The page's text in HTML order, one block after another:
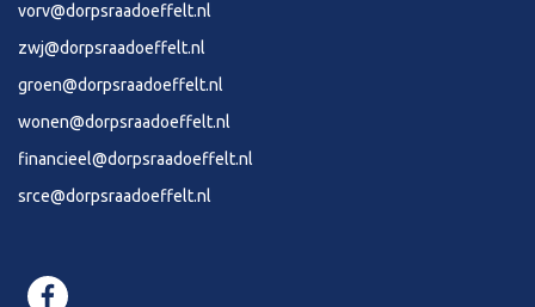
vorv@dorpsraadoeffelt.nl
zwj@dorpsraadoeffelt.nl
groen@dorpsraadoeffelt.nl
wonen@dorpsraadoeffelt.nl
financieel@dorpsraadoeffelt.nl
srce@dorpsraadoeffelt.nl